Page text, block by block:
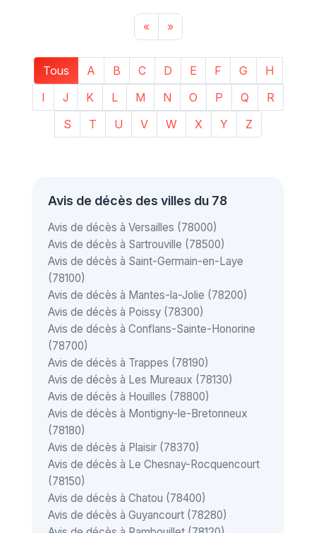
« »
Tous A B C D E F G
H
I
J K L M N O P Q
R
S
T U V W X Y Z
Avis de décès des villes du 78
Avis de décès à Versailles (78000)
Avis de décès à Sartrouville (78500)
Avis de décès à Saint-Germain-en-Laye
(78100)
Avis de décès à Mantes-la-Jolie (78200)
Avis de décès à Poissy (78300)
Avis de décès à Conflans-Sainte-Honorine
(78700)
Avis de décès à Trappes (78190)
Avis de décès à Les Mureaux (78130)
Avis de décès à Houilles (78800)
Avis de décès à Montigny-le-Bretonneux
(78180)
Avis de décès à Plaisir (78370)
Avis de décès à Le Chesnay-Rocquencourt
(78150)
Avis de décès à Chatou (78400)
Avis de décès à Guyancourt (78280)